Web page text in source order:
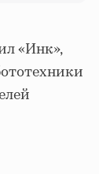
«Инк»,